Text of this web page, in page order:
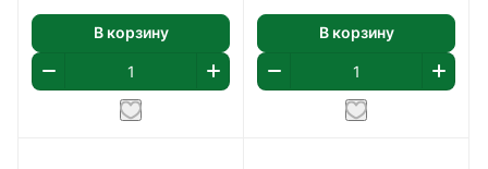
В корзину В корзину